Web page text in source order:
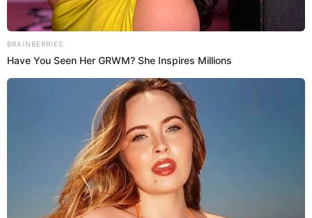
Juana Aspilcueta
Giannina Luján